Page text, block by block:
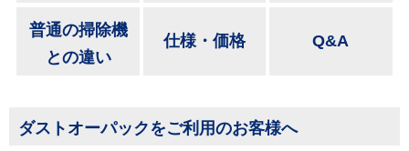
普通の掃除機
との違い
仕様・価格 Q&A
ダストオーパックをご利用のお客様へ